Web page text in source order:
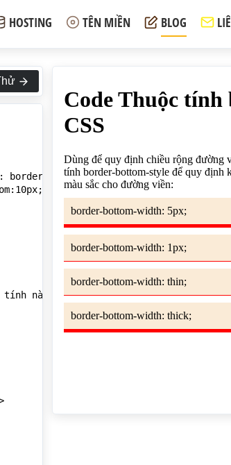
HOSTING TÊN MIỀN BLOG
border-box;}
bottom-
tính này kết hợp với thuộc tính